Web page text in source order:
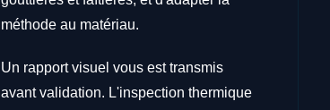
méthode au matériau.
Un rapport visuel vous est transmis
avant validation. L'inspection thermique